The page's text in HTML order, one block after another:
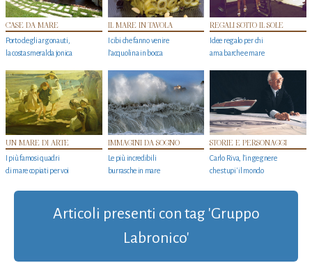
CASE DA MARE
Porto degli argonauti,
la costa smeralda jonica
IL MARE IN TAVOLA
I cibi che fanno venire
l’acquolina in bocca
REGALI SOTTO IL SOLE
Idee regalo per chi
ama barche e mare
UN MARE DI ARTE
I più famosi quadri
di mare copiati per voi
IMMAGINI DA SOGNO
Le più incredibili
burrasche in mare
STORIE E PERSONAGGI
Carlo Riva, l’ingegnere
che stupi' il mondo
Articoli presenti con tag 'Gruppo
Labronico'